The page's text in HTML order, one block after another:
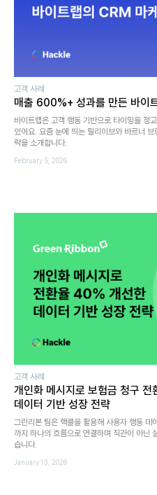
고객 사례
매출 600%+ 성과를 만든 바이
바이트랩은 고객 행동 기반으로 타이밍을 정
있어요. 요즘 눈에 띄는 릴리이브와 바르너
략을 소개합니다.
February 5, 2026
고객 사례
개인화 메시지로 보험금 청구
데이터 기반 성장 전략
그린리본 팀은 핵클을 활용해 사용자 행동
까지 하나의 흐름으로 연결하며 직관이 아닌
습니다.
January 13, 2026